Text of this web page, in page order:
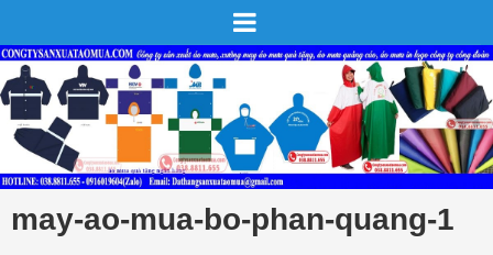
may-ao-mua-bo-phan-quang-1